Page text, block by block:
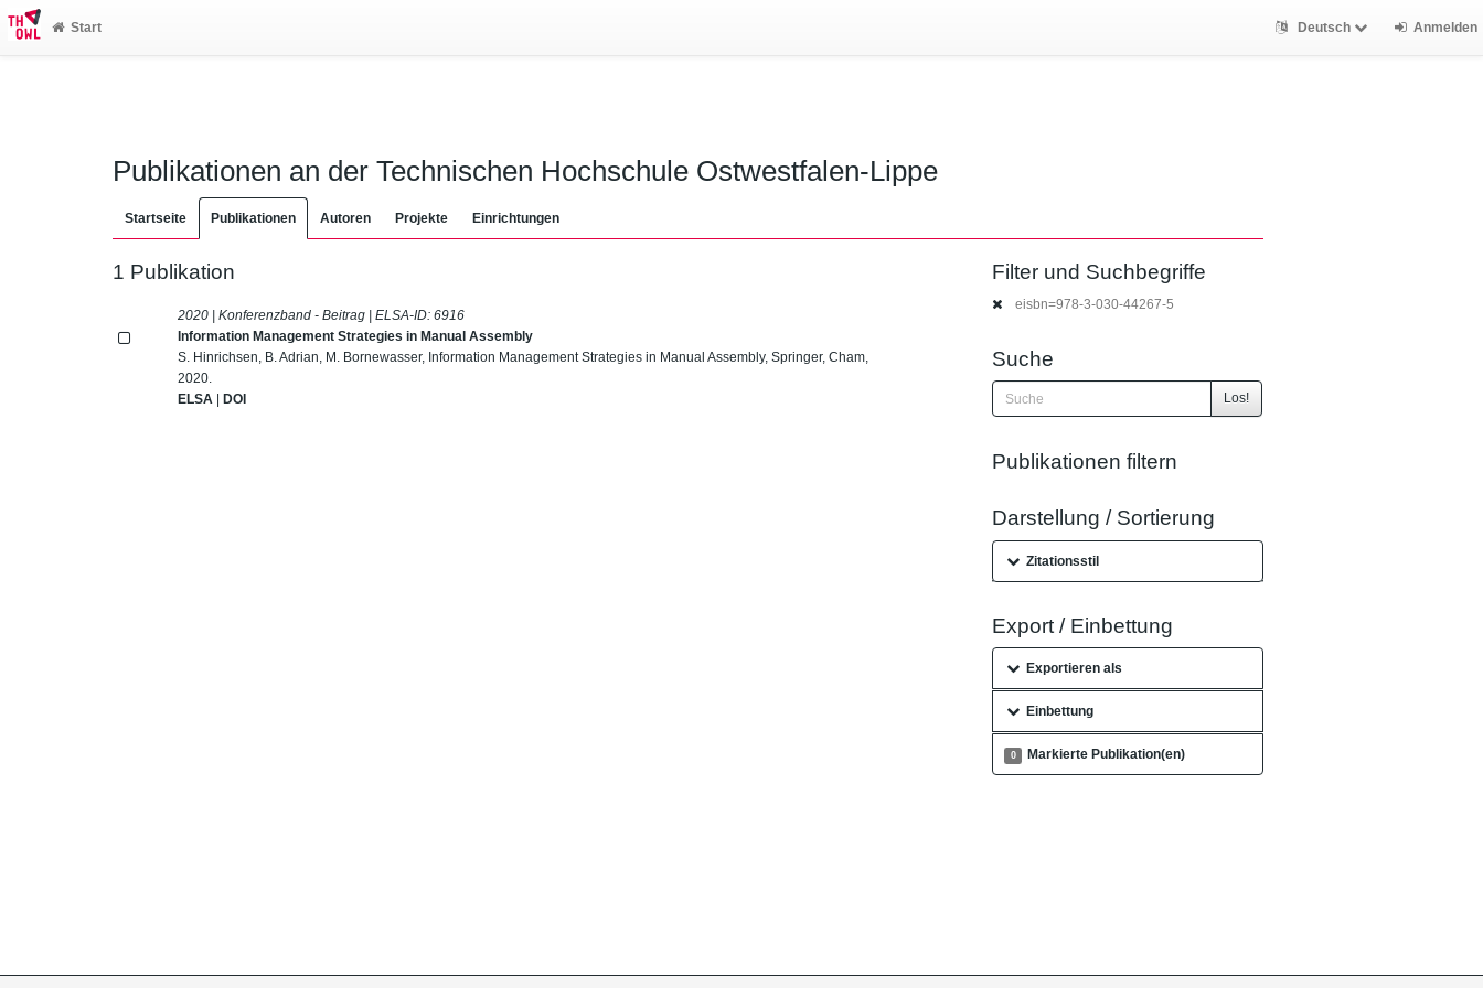
Start Deutsch Anmelden
Publikationen an der Technischen Hochschule Ostwestfalen-Lippe
Startseite Publikationen Autoren Projekte Einrichtungen
1 Publikation
2020 | Konferenzband - Beitrag | ELSA-ID:6916
Information Management Strategies in Manual Assembly
S. Hinrichsen, B. Adrian, M. Bornewasser, Information Management Strategies in Manual Assembly, Springer, Cham,
2020.
ELSA |DOI
Filter und Suchbegriffe
eisbn=978-3-030-44267-5
Suche
Los!
Publikationen filtern
Darstellung / Sortierung
Zitationsstil
Export / Einbettung
Exportieren als
Einbettung
0 Markierte Publikation(en)